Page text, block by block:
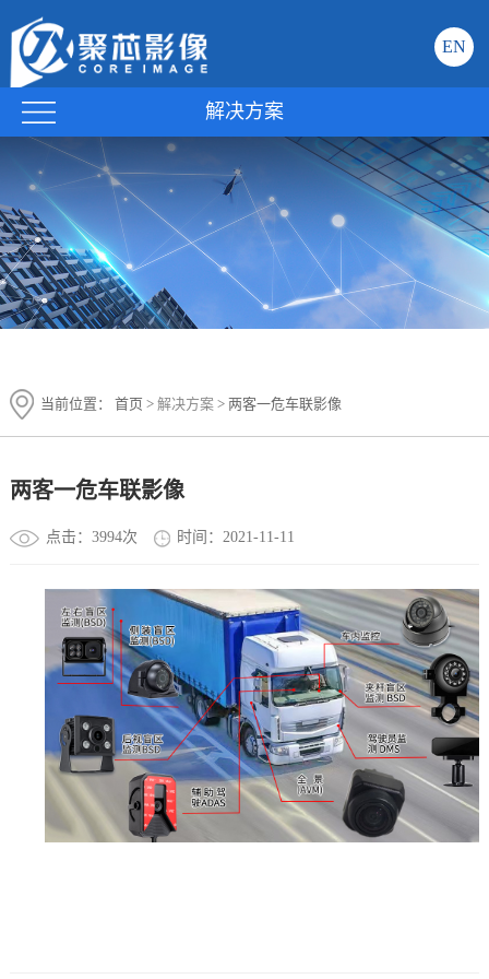
EN
解决方案
当前位置： 首页 > 解决方案> 两客一危车联影像
两客一危车联影像
点击：3994次 时间：2021-11-11